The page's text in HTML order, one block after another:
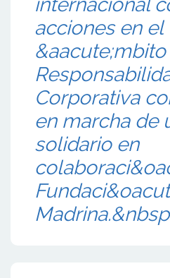
internacional
acciones en el
Corporativa
en marcha de
solidario en